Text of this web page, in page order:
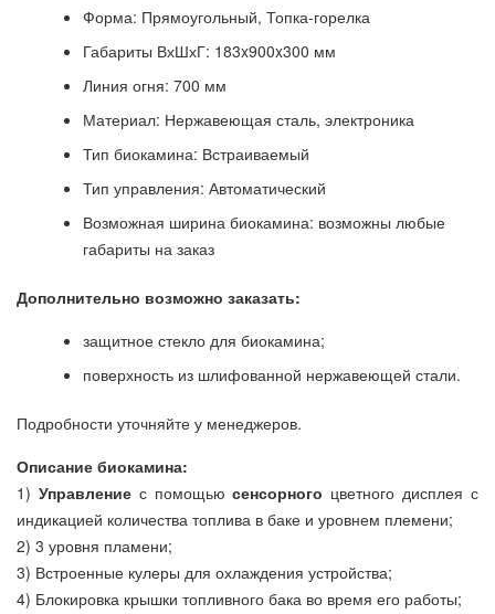
Форма: Прямоугольный, Топка-горелка
Габариты ВхШхГ: 183x900x300 мм
Линия огня: 700 мм
Материал: Нержавеющая сталь, электроника
Тип биокамина: Встраиваемый
Тип управления: Автоматический
Возможная ширина биокамина: возможны любые
габариты на заказ
Дополнительно возможно заказать:
защитное стекло для биокамина;
поверхность из шлифованной нержавеющей стали.
Подробности уточняйте у менеджеров.
Описание биокамина:
1) Управление с помощью сенсорного цветного дисплея с
индикацией количества топлива в баке и уровнем племени;
2) 3 уровня пламени;
3) Встроенные кулеры для охлаждения устройства;
4) Блокировка крышки топливного бака во время его работы;